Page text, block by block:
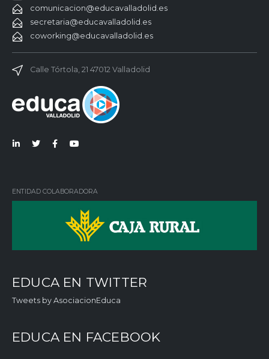
comunicacion@educavalladolid.es
secretaria@educavalladolid.es
coworking@educavalladolid.es
Calle Tórtola, 21 47012 Valladolid
ENTIDAD COLABORADORA
EDUCA EN TWITTER
Tweets by AsociacionEduca
EDUCA EN FACEBOOK